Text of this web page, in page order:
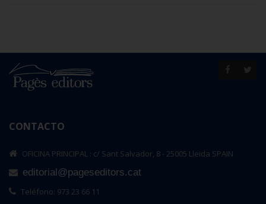
CONTACTO
OFICINA PRINCIPAL : c/ Sant Salvador, 8 - 25005 Lleida SPAIN
editorial@pageseditors.cat
Teléfono: 973 23 66 11